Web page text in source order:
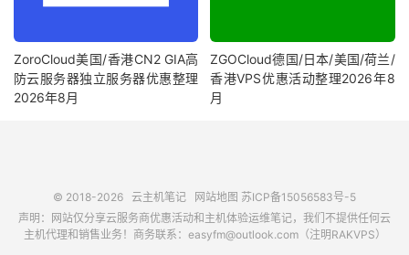
ZoroCloud美国/香港CN2 GIA高
防云服务器独立服务器优惠整理
2026年8月
ZGOCloud德国/日本/美国/荷兰/
香港VPS优惠活动整理2026年8
月
© 2018-2026 云主机笔记 网站地图 苏ICP备15056583号-5
声明：网站仅分享云服务商优惠活动和主机体验运维笔记，我们不提供任何云
主机代理和销售业务！商务联系：easyfm@outlook.com（注明RAKVPS）